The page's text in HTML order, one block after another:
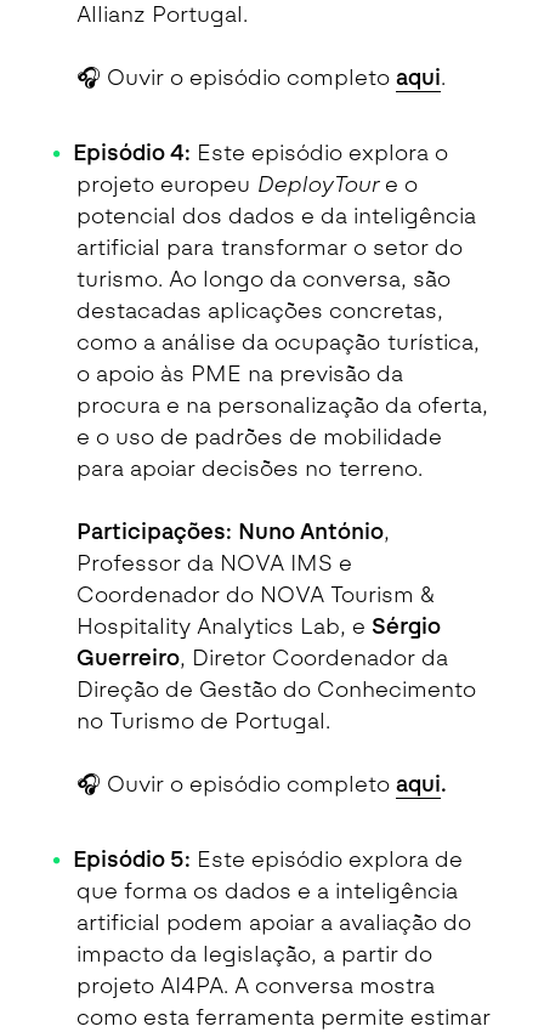
Allianz Portugal.
🎧 Ouvir o episódio completo aqui.
Episódio 4: Este episódio explora o
projeto europeu DeployToure o
potencial dos dados e da inteligência
artificial para transformar o setor do
turismo. Ao longo da conversa, são
destacadas aplicações concretas,
como a análise da ocupação turística,
o apoio às PME na previsão da
procura e na personalização da oferta,
e o uso de padrões de mobilidade
para apoiar decisões no terreno.
Participações: Nuno António,
Professor da NOVA IMS e
Coordenador do NOVA Tourism &
Hospitality Analytics Lab, e Sérgio
Guerreiro, Diretor Coordenador da
Direção de Gestão do Conhecimento
no Turismo de Portugal.
🎧 Ouvir o episódio completo aqui.
Episódio 5: Este episódio explora de
que forma os dados e a inteligência
artificial podem apoiar a avaliação do
impacto da legislação, a partir do
projeto AI4PA. A conversa mostra
como esta ferramenta permite estimar